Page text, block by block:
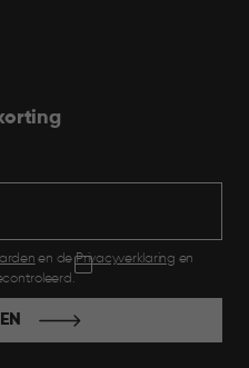
en dePrivacyverklaring en